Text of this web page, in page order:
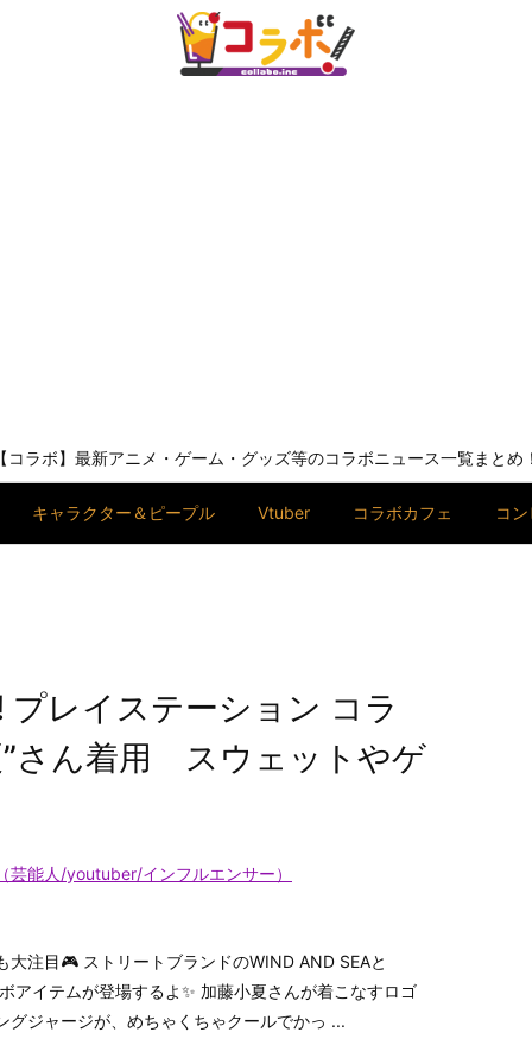
コラボ】最新アニメ・ゲーム・グッズ等のコラボニュース一覧まとめ
キャラクター＆ピープル Vtuber コラボカフェ コ
レイステーション コラ
”さん着用 スウェットやゲ
芸能人/youtuber/インフルエンサー）
大注目🎮 ストリートブランドのWIND AND SEAと
アイテムが登場するよ✨ 加藤小夏さんが着こなすロゴ
グジャージが、めちゃくちゃクールでかっ ...